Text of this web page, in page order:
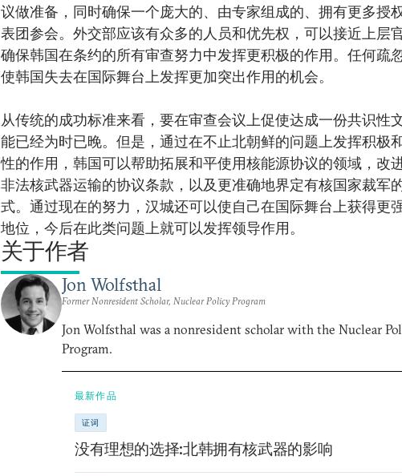
议做准备，同时确保一个庞大的、由专家组成的、拥有更多授
表团参会。外交部应该有众多的人员和优先权，可以接近上层
确保韩国在条约的所有审查努力中发挥更积极的作用。任何疏
使韩国失去在国际舞台上发挥更加突出作用的机会。
从传统的成功标准来看，要在审查会议上促使达成一份共识性
能已经为时已晚。但是，通过在不止北朝鲜的问题上发挥积极
性的作用，韩国可以帮助拓展和平使用核能源协议的领域，改
非法核武器运输的协议条款，以及更准确地界定有核国家裁军
式。通过现在的努力，汉城还可以使自己在国际舞台上获得更
地位，今后在此类问题上就可以发挥领导作用。
关于作者
Jon Wolfsthal
Former Nonresident Scholar, Nuclear Policy Program
Jon Wolfsthal was a nonresident scholar with the Nuclear
Program.
最新作品
证词
没有理想的选择:北韩拥有核武器的影响